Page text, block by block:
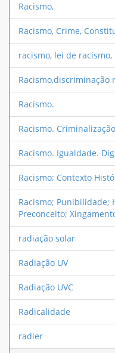
Racismo,
Racismo, Crime,
racismo, lei de
Racismo.
Racismo.
Racismo. Igualdade.
Racismo; Contexto
Racismo; Punibilidade;
Preconceito;
radiação solar
Radiação UV
Radiação UVC
Radicalidade
radier